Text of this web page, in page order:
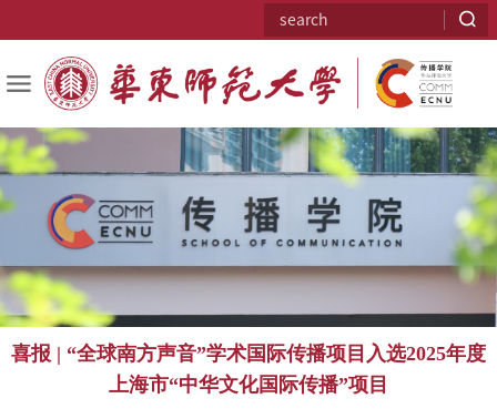
喜报 | “全球南方声音”学术国际传播项目入选2025年度
上海市“中华文化国际传播”项目